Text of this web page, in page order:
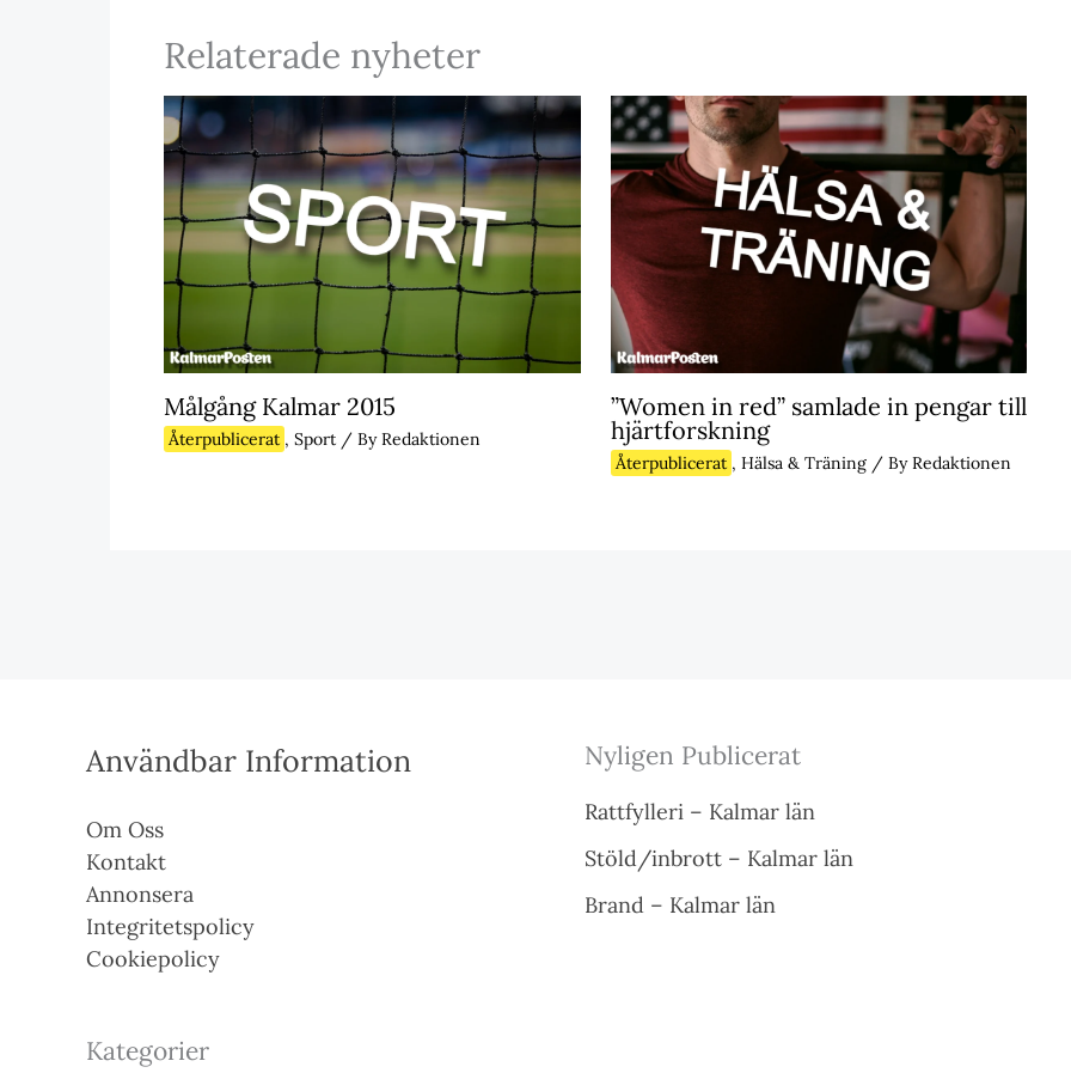
Relaterade nyheter
Målgång Kalmar 2015
Återpublicerat , Sport / ByRedaktionen
”Women in red” samlade in pengar till
hjärtforskning
Återpublicerat , Hälsa & Träning/ ByRedaktionen
Användbar Information
Om Oss
Kontakt
Annonsera
Integritetspolicy
Cookiepolicy
Kategorier
Nyligen Publicerat
Rattfylleri – Kalmar län
Stöld/inbrott – Kalmar län
Brand – Kalmar län